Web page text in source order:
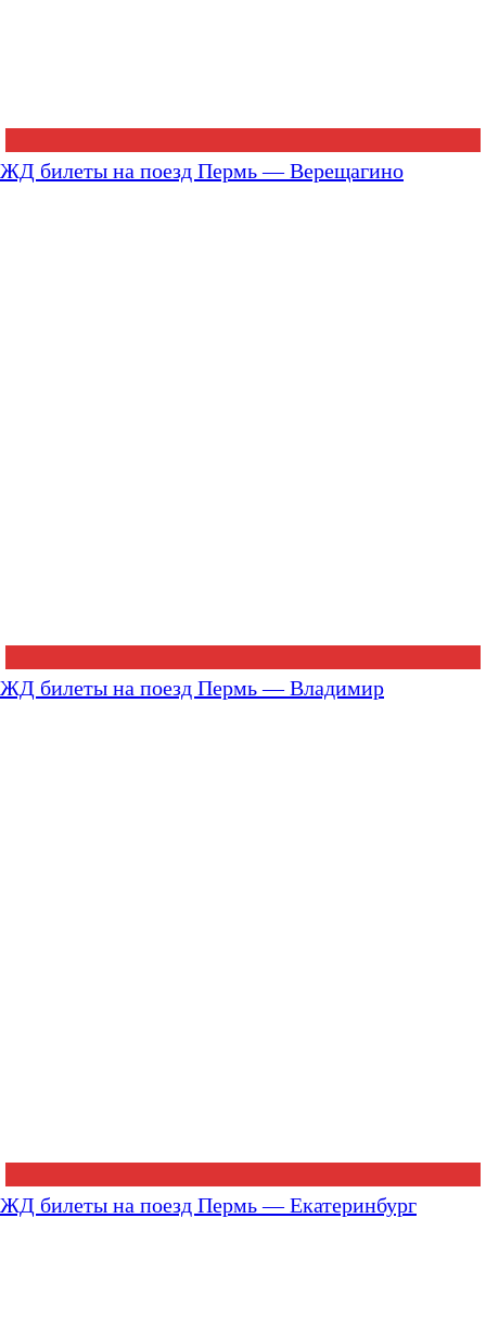
ЖД билеты на поезд Пермь — Верещагино
ЖД билеты на поезд Пермь — Владимир
ЖД билеты на поезд Пермь — Екатеринбург